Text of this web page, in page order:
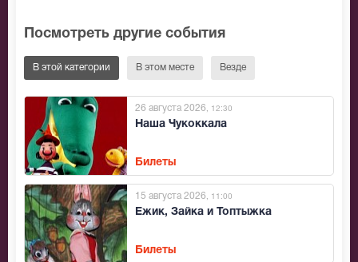
Посмотреть другие события
В этой категории В этом месте Везде
Наша Чукоккала
26 августа 2026 , 12:30
Билеты
Ежик, Зайка и Топтыжка
15 августа 2026 , 11:00
Билеты